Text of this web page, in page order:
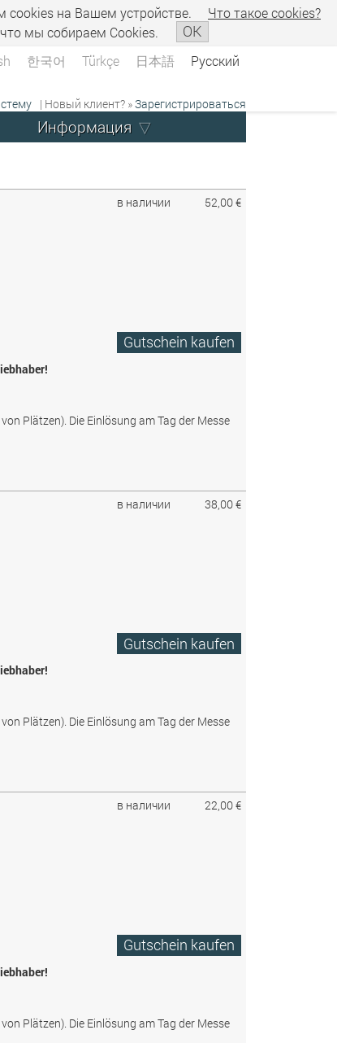
сookies на Вашем устройстве.
Что такое сookies?
мы собираем Cookies.
OK
한국어 Türkçe 日本語 Русский
| Новый клиент? »Зарегистрироваться
Информация
в наличии 52,00 €
Gutschein kaufen
Plätzen). Die Einlösung am Tag der Messe
в наличии 38,00 €
Gutschein kaufen
Plätzen). Die Einlösung am Tag der Messe
в наличии 22,00 €
Gutschein kaufen
Plätzen). Die Einlösung am Tag der Messe